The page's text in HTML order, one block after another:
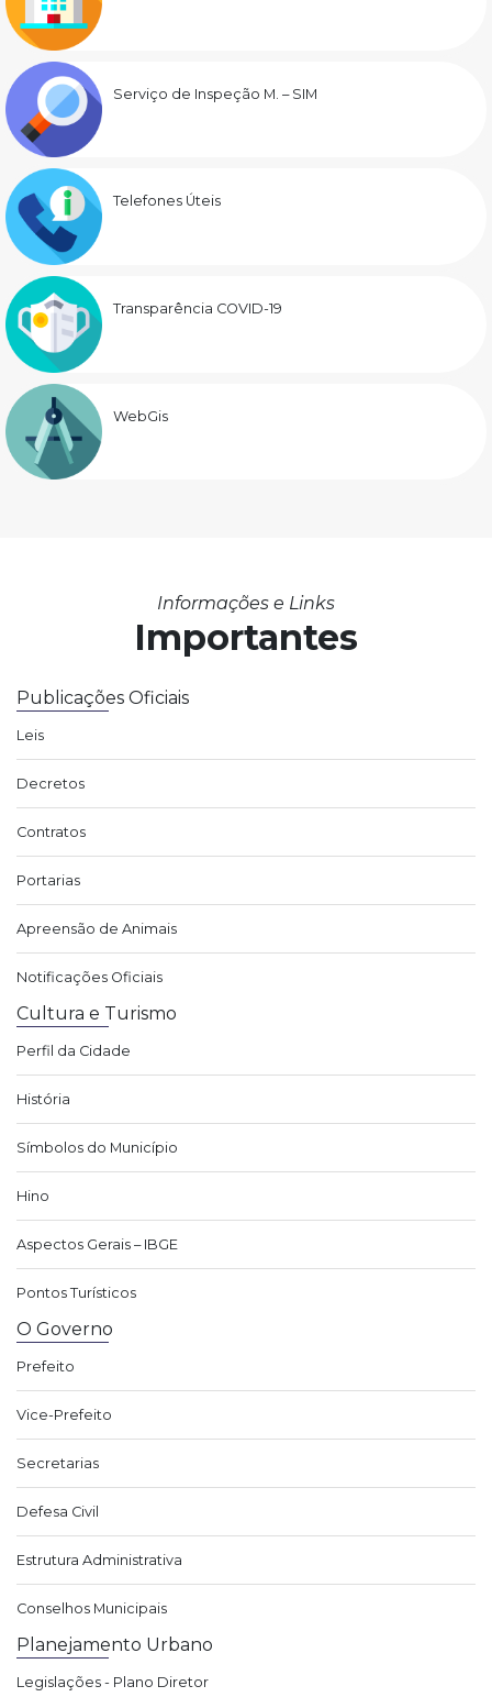
Serviço de Inspeção M. – SIM
Telefones Úteis
Transparência COVID-19
WebGis
Informações e Links
Importantes
Publicações Oficiais
Leis
Decretos
Contratos
Portarias
Apreensão de Animais
Notificações Oficiais
Cultura e Turismo
Perfil da Cidade
História
Símbolos do Município
Hino
Aspectos Gerais – IBGE
Pontos Turísticos
O Governo
Prefeito
Vice-Prefeito
Secretarias
Defesa Civil
Estrutura Administrativa
Conselhos Municipais
Planejamento Urbano
Legislações - Plano Diretor